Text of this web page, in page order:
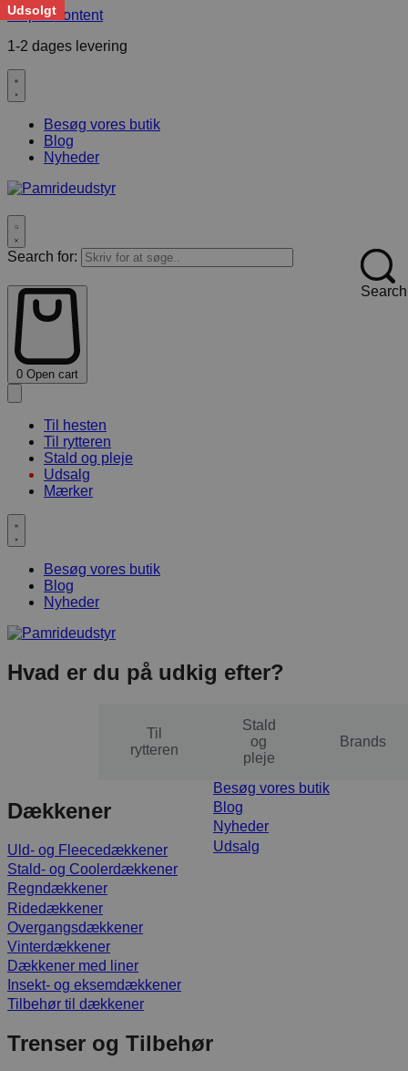
Skip to content
1-2 dages levering
Besøg vores butik
Blog
Nyheder
Search for:
Search
0 Open cart
Til hesten
Til rytteren
Stald og pleje
Udsalg
Mærker
Besøg vores butik
Blog
Nyheder
Hvad er du på udkig efter?
Til
rytteren
Stald
og
pleje
Brands
Dækkener
Uld- og Fleecedækkener
Stald- og Coolerdækkener
Regndækkener
Ridedækkener
Overgangsdækkener
Vinterdækkener
Dækkener med liner
Insekt- og eksemdækkener
Tilbehør til dækkener
Trenser og Tilbehør
Besøg vores butik
Blog
Nyheder
Udsalg
Udsolgt